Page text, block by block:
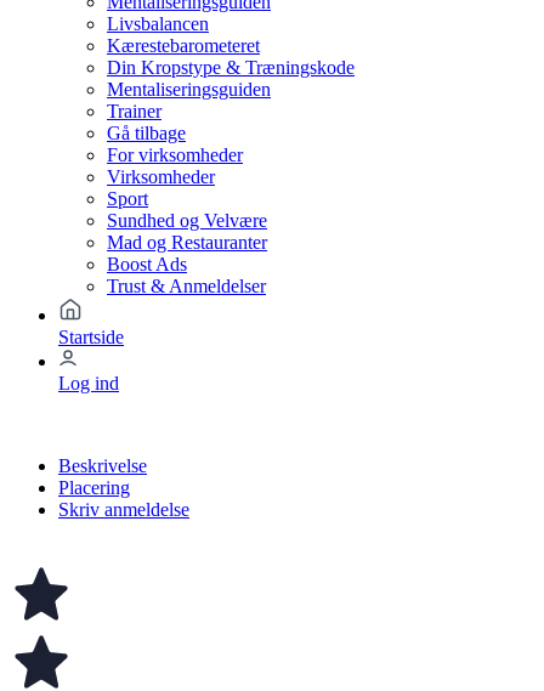
Livsbalancen
Kærestebarometeret
Din Kropstype & Træningskode
Mentaliseringsguiden
Trainer
Gå tilbage
For virksomheder
Virksomheder
Sport
Sundhed og Velvære
Mad og Restauranter
Boost Ads
Trust & Anmeldelser
Startside
Log ind
Beskrivelse
Placering
Skriv anmeldelse